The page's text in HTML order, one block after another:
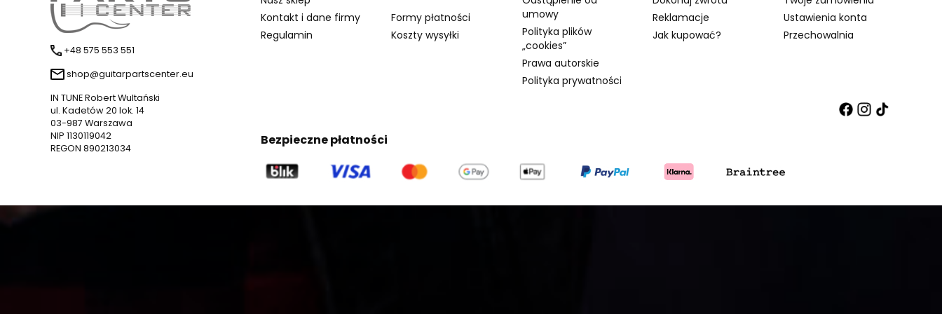
+48 575 553 551
shop@guitarpartscenter.eu
IN TUNE Robert Wultański
ul. Kadetów 20 lok. 14
03-987 Warszawa
NIP 1130119042
REGON 890213034
Kontakt i dane firmy
Regulamin
Formy płatności
Koszty wysyłki
umowy
Polityka plików
„cookies”
Prawa autorskie
Polityka prywatności
Reklamacje
Jak kupować?
Ustawienia konta
Przechowalnia
Bezpieczne płatności